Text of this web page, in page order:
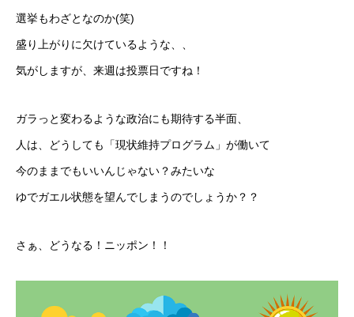
選挙もわざとなのか(笑)
盛り上がりに欠けているような、、
気がしますが、来週は投票日ですね！
ガラっと変わるような政治にも期待する半面、
人は、どうしても「現状維持プログラム」が働いて
今のままでもいいんじゃない？みたいな
ゆでガエル状態を望んでしまうのでしょうか？？
さぁ、どうなる！ニッポン！！